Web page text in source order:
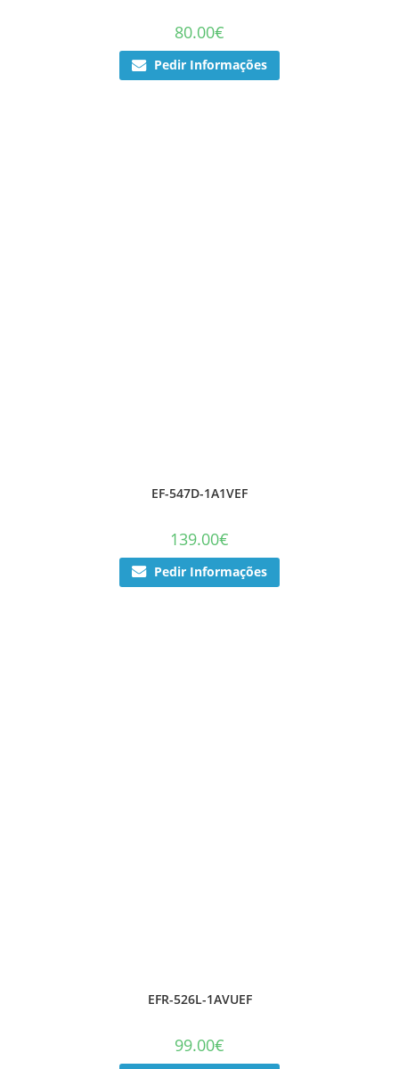
80.00€
Pedir Informações
EF-547D-1A1VEF
139.00€
Pedir Informações
EFR-526L-1AVUEF
99.00€